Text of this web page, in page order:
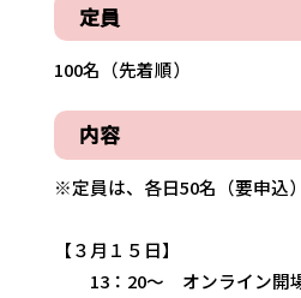
定員
100名（先着順）
内容
※定員は、各日50名（要申込）
【３月１５日】
13：20～ オンライン開